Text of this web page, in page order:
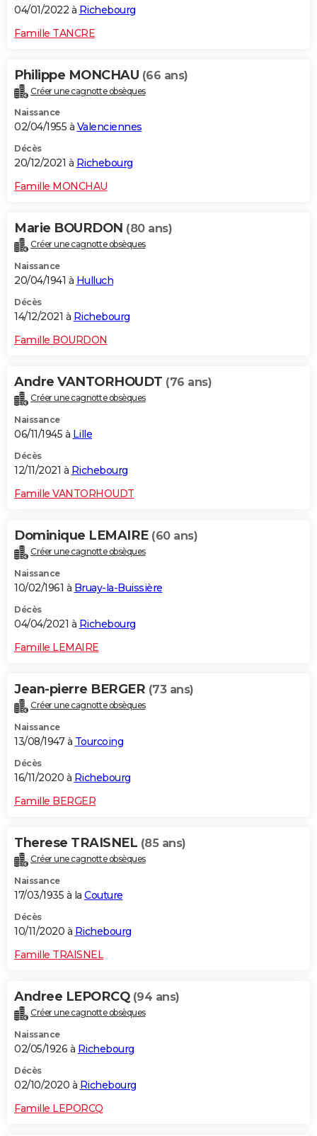
04/01/2022 à Richebourg
Famille TANCRE
Philippe MONCHAU (66 ans)
Créer une cagnotte obsèques
Naissance
02/04/1955 à Valenciennes
Décès
20/12/2021 à Richebourg
Famille MONCHAU
Marie BOURDON (80 ans)
Créer une cagnotte obsèques
Naissance
20/04/1941 à Hulluch
Décès
14/12/2021 à Richebourg
Famille BOURDON
Andre VANTORHOUDT (76 ans)
Créer une cagnotte obsèques
Naissance
06/11/1945 à Lille
Décès
12/11/2021 à Richebourg
Famille VANTORHOUDT
Dominique LEMAIRE (60 ans)
Créer une cagnotte obsèques
Naissance
10/02/1961 à Bruay-la-Buissière
Décès
04/04/2021 à Richebourg
Famille LEMAIRE
Jean-pierre BERGER (73 ans)
Créer une cagnotte obsèques
Naissance
13/08/1947 à Tourcoing
Décès
16/11/2020 à Richebourg
Famille BERGER
Therese TRAISNEL (85 ans)
Créer une cagnotte obsèques
Naissance
17/03/1935 à la Couture
Décès
10/11/2020 à Richebourg
Famille TRAISNEL
Andree LEPORCQ (94 ans)
Créer une cagnotte obsèques
Naissance
02/05/1926 à Richebourg
Décès
02/10/2020 à Richebourg
Famille LEPORCQ